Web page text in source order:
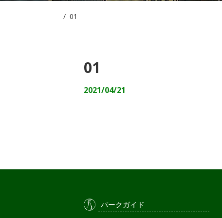
/ 01
01
2021/04/21
パークガイド